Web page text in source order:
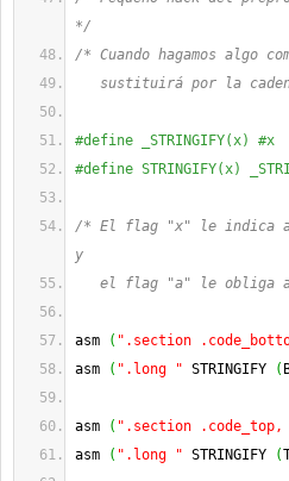
*/
/* Cuando hagamos algo
sustituirá por la
#define _STRINGIFY(x) #x
#define STRINGIFY(x)
/* El flag "x" le indica a
y
el flag "a" le obliga a
asm ( ".section
asm
( ".long " STRINGIFY (
asm ( ".section .code_top,
asm
( ".long " STRINGIFY (